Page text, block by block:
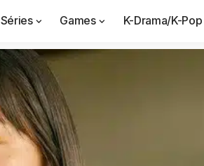
Séries Games K-Drama/K-Pop